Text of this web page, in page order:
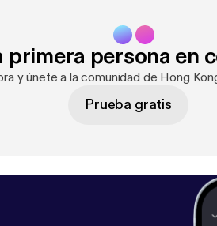
primera persona en
y únete a la comunidad de Hong
Prueba gratis